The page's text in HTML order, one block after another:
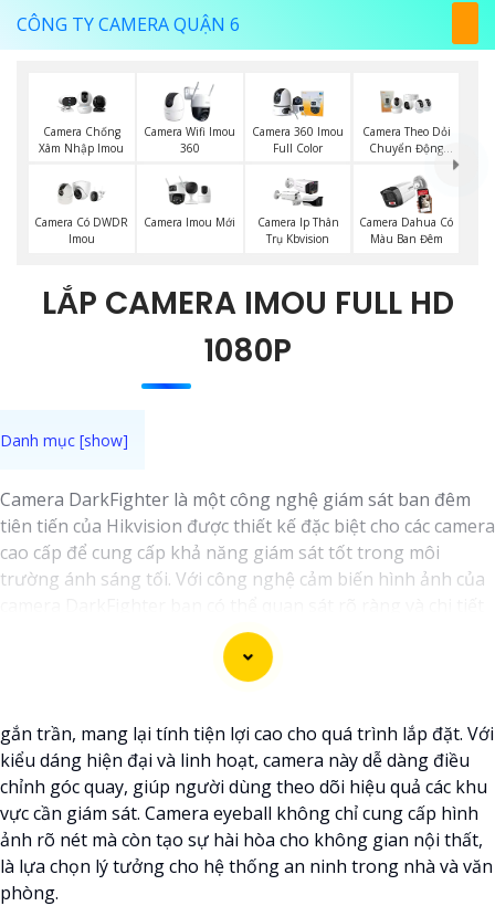
CÔNG TY CAMERA QUẬN 6
Camera Chống
Xâm Nhập Imou
Camera Wifi Imou
360
Camera 360 Imou
Full Color
Camera Theo Dỏi
Chuyển Động
Camera Có DWDR
Imou
Camera Imou Mới
Camera Ip Thân
Trụ Kbvision
Camera Dahua Có
Màu Ban Đêm
LẮP CAMERA IMOU FULL HD
1080P
Camera DarkFighter là một công nghệ giám sát ban đêm
tiên tiến của Hikvision được thiết kế đặc biệt cho các camera
cao cấp để cung cấp khả năng giám sát tốt trong môi
trường ánh sáng tối. Với công nghệ cảm biến hình ảnh của
ngay cả trong điều kiện ánh sáng yếu. Công nghệ
DarkFighter của Hikvision cung cấp khả năng tái tạo màu
sắc chính xác và hình ảnh sắc nét, cho phép bạn nhìn rõ
gắn trần, mang lại tính tiện lợi cao cho quá trình lắp đặt. Với
kiểu dáng hiện đại và linh hoạt, camera này dễ dàng điều
chỉnh góc quay, giúp người dùng theo dõi hiệu quả các khu
vực cần giám sát. Camera eyeball không chỉ cung cấp hình
ảnh rõ nét mà còn tạo sự hài hòa cho không gian nội thất,
là lựa chọn lý tưởng cho hệ thống an ninh trong nhà và văn
phòng.